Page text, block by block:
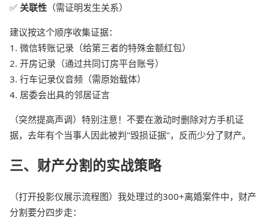
✅ 关联性 （需证明发生关系）
建议按这个顺序收集证据：
1. 微信转账记录（给第三者的特殊金额红包）
2. 开房记录（通过共同订房平台账号）
3. 行车记录仪音频（需原始载体）
4. 居委会出具的邻居证言
（突然提高声调）特别注意！不要在激动时删除对方手机证
据，去年有个当事人因此被判"毁损证据"，反而少分了财产。
三、财产分割的实战策略
（打开投影仪展示流程图）我处理过的300+离婚案件中，财产
分割要分四步走：